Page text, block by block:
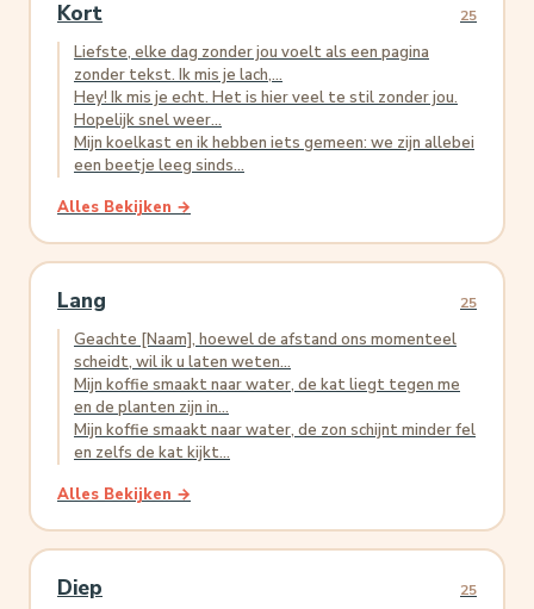
Kort 25
Liefste, elke dag zonder jou voelt als een pagina
zonder tekst. Ik mis je lach,...
Hey! Ik mis je echt. Het is hier veel te stil zonder jou.
Hopelijk snel weer...
Mijn koelkast en ik hebben iets gemeen: we zijn allebei
een beetje leeg sinds...
Alles Bekijken →
Lang 25
Geachte [Naam], hoewel de afstand ons momenteel
scheidt, wil ik u laten weten...
Mijn koffie smaakt naar water, de kat liegt tegen me
en de planten zijn in...
Mijn koffie smaakt naar water, de zon schijnt minder fel
en zelfs de kat kijkt...
Alles Bekijken →
Diep 25